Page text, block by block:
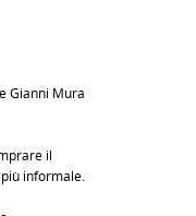
Gianni Mura
il
informale.